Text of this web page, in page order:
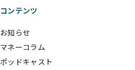
コンテンツ
お知らせ
マネーコラム
ポッドキャスト